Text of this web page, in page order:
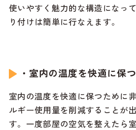
使いやすく魅力的な構造になっ
り付けは簡単に行なえます。
・室内の温度を快適に保つ
室内の温度を快適に保つために
ルギー使用量を削減することが
す。一度部屋の空気を整えたら